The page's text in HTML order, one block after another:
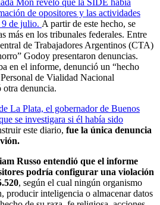
de opositores y las actividades
9 de julio. A partir de este hecho, se
más en los tribunales federales. Entre
de Trabajadores Argentinos (CTA)
Godoy presentaron denuncias.
en el informe, denunció un “hecho
de Vialidad Nacional
denuncia.
La Plata, el gobernador de Buenos
se investigara si él había sido
este diario, fue la única denuncia
Russo entendió que el informe
podría configurar una violación
, según el cual ningún organismo
producir inteligencia o almacenar datos